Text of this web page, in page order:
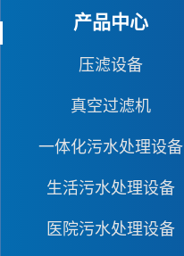
产品中心
压滤设备
真空过滤机
一体化污水处理设备
生活污水处理设备
医院污水处理设备